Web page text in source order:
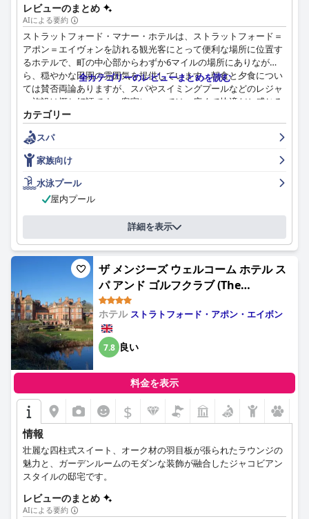
ル、そして卓越したサービスで頻繁に称賛されています。チーム
の丁寧さと、ゲストの特別なリクエストに応えようとする姿勢
は、好印象を与えます。
Wi-Fiサービスは、ほとんどの場合、信頼性が高く、ゲストの期待
に応えますが、接続の問題が時折報告されています。ジムは小さ
いながらも、設備が充実しており、清潔で、満足のいくワークア
ウトスペースを提供しています。
駐車場は主に便利で安全だと見なされていますが、スペースが限
られているため、事前予約をお勧めします。駐車料金の追加料金
泊料金に含めるべきだと感じる人もいます。
家族連れにとって、ホテルは広々とした客室と思慮深いスタッフ
が快適な滞在に貢献しています。ただし、子供が特定のエリアに
アクセスできる制限や、朝食に関するいくつかのロジスティック
な問題は、計画が必要になる可能性があります。
中心部のロケーションは、地元のナイトライフ、特に劇場愛好家
にとっても理想的です。併設のバーでは、やや限られた品揃えと
高めの価格ではありますが、夕方のカクテルを楽しむのに最適な
場所です。
全体として、Hotel Indigo - Stratford Upon Avonは、その最高の
ロケーション、フレンドリーなスタッフ、高品質のアメニティに
よって高められた、歴史的な魅力とモダンな快適さを兼ね備えて
おり、訪問者に思い出に残る滞在を保証します。
レビューのまとめ
AIによる要約
ストラットフォード・マナー・ホテルは、ストラットフォード＝
アポン＝エイヴォンを訪れる観光客にとって便利な場所に位置す
るホテルで、町の中心部からわずか6マイルの場所にありなが
ら、穏やかな田園の雰囲気を提供しています。朝食と夕食につい
ては賛否両論ありますが、スパやスイミングプールなどのレジャ
ー施設は概ね好評です。客室については、広くて快適だと感じる
人もいれば、清潔さやメンテナンスに問題があると報告する人も
いるなど、評価が分かれています。スタッフは概ねフレンドリー
で親切ですが、サービスに問題があると報告する人もいます。ホ
テルの4つ星評価については、設備が3つ星に適していると感じる
人もいるなど、評価が分かれています。障がいのあるゲストのた
めのアクセシビリティについては、部屋のレイアウトやアクセス
に問題があると報告する人もいるなど、評価が分かれています。
全体として、ストラットフォード・マナー・ホテルは、ストラッ
トフォード＝アポン＝エイヴォンのすべてを体験しながら、田園
地帯の静けさと美しさを楽しみたい旅行者にとって、良い選択肢
となるでしょう。
全カテゴリーのレビューまとめを読む
カテゴリー
スパ
家族向け
水泳プール
屋内プール
詳細を表示
ザ メンジーズ ウェルコーム ホテル ス
パ アンド ゴルフクラブ (The
Welcombe Hotel, Sure Hotel
Collection by Best Western)
ホテル ストラトフォード・アポン・エイボン
7.8 良い
料金を表示
$
情報
壮麗な四柱式スイート、オーク材の羽目板が張られたラウンジの
魅力と、ガーデンルームのモダンな装飾が融合したジャコビアン
スタイルの邸宅です。
レビューのまとめ
AIによる要約